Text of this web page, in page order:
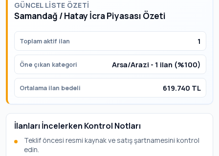
GÜNCEL LISTE ÖZETI
Samandağ / Hatay İcra Piyasası Özeti
Toplam aktif ilan 1
Öne çıkan kategori Arsa/Arazi - 1 ilan (%100)
Ortalama ilan bedeli 619.740 TL
İlanları İncelerken Kontrol Notları
Teklif öncesi resmi kaynak ve satış şartnamesini kontrol
edin.